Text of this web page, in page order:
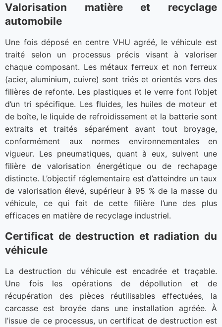
Valorisation matière et recyclage
automobile
Une fois déposé en centre VHU agréé, le véhicule est
traité selon un processus précis visant à valoriser
chaque composant. Les métaux ferreux et non ferreux
(acier, aluminium, cuivre) sont triés et orientés vers des
filières de refonte. Les plastiques et le verre font l’objet
d’un tri spécifique. Les fluides, les huiles de moteur et
de boîte, le liquide de refroidissement et la batterie sont
extraits et traités séparément avant tout broyage,
conformément aux normes environnementales en
vigueur. Les pneumatiques, quant à eux, suivent une
filière de valorisation énergétique ou de rechapage
distincte. L’objectif réglementaire est d’atteindre un taux
de valorisation élevé, supérieur à 95 % de la masse du
véhicule, ce qui fait de cette filière l’une des plus
efficaces en matière de recyclage industriel.
Certificat de destruction et radiation du
véhicule
La destruction du véhicule est encadrée et traçable.
Une fois les opérations de dépollution et de
récupération des pièces réutilisables effectuées, la
carcasse est broyée dans une installation agréée. À
l’issue de ce processus, un certificat de destruction est